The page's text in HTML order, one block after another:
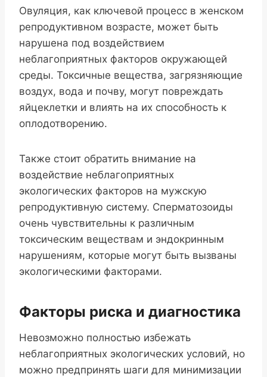
Овуляция, как ключевой процесс в женском
репродуктивном возрасте, может быть
нарушена под воздействием
неблагоприятных факторов окружающей
среды. Токсичные вещества, загрязняющие
воздух, вода и почву, могут повреждать
яйцеклетки и влиять на их способность к
оплодотворению.
Также стоит обратить внимание на
воздействие неблагоприятных
экологических факторов на мужскую
репродуктивную систему. Сперматозоиды
очень чувствительны к различным
токсическим веществам и эндокринным
нарушениям, которые могут быть вызваны
экологическими факторами.
Факторы риска и диагностика
Невозможно полностью избежать
неблагоприятных экологических условий, но
можно предпринять шаги для минимизации